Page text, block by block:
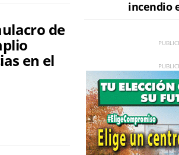
de
en el
incendio